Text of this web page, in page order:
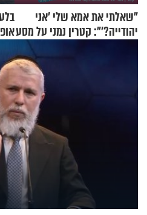
"שאלתי את אמא שלי 'אני
יהודייה?'": קטרין נמני על מסע